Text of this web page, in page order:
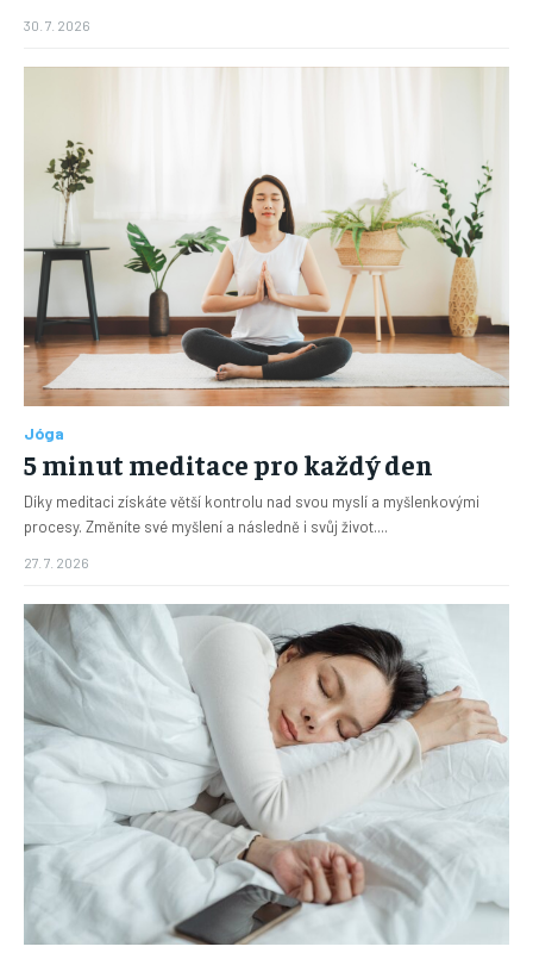
30. 7. 2026
Jóga
5 minut meditace pro každý den
Díky meditaci získáte větší kontrolu nad svou myslí a myšlenkovými
procesy. Změníte své myšlení a následně i svůj život....
27. 7. 2026